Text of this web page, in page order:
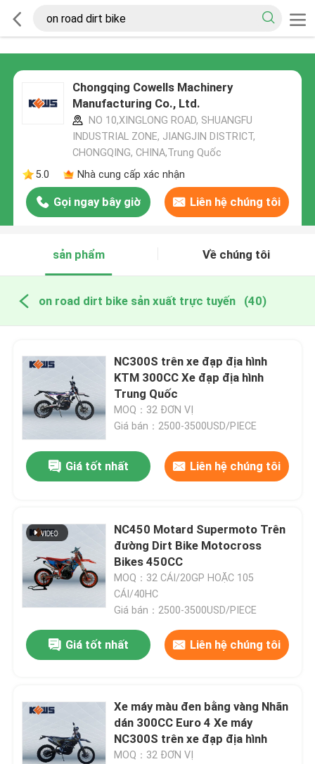
Chongqing Cowells Machinery
Manufacturing Co., Ltd.
NO 10,XINGLONG ROAD, SHUANGFU
INDUSTRIAL ZONE, JIANGJIN DISTRICT,
CHONGQING, CHINA,Trung Quốc
5.0
Nhà cung cấp xác nhận
Gọi ngay bây giờ Liên hệ chúng tôi
sản phẩm Về chúng tôi
on road dirt bike sản xuất trực tuyến (40)
NC300S trên xe đạp địa hình
KTM 300CC Xe đạp địa hình
Trung Quốc
MOQ：32 ĐƠN VỊ
Giá bán：2500-3500USD/PIECE
Giá tốt nhất Liên hệ chúng tôi
NC450 Motard Supermoto Trên
đường Dirt Bike Motocross
Bikes 450CC
MOQ：32 CÁI/20GP HOẶC 105
CÁI/40HC
Giá bán：2500-3500USD/PIECE
Giá tốt nhất Liên hệ chúng tôi
Xe máy màu đen bằng vàng Nhãn
dán 300CC Euro 4 Xe máy
NC300S trên xe đạp địa hình
MOQ：32 ĐƠN VỊ